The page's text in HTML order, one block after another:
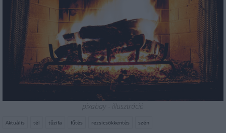
pixabay - illusztráció
Aktuális tél tűzifa fűtés rezsicsökkentés szén